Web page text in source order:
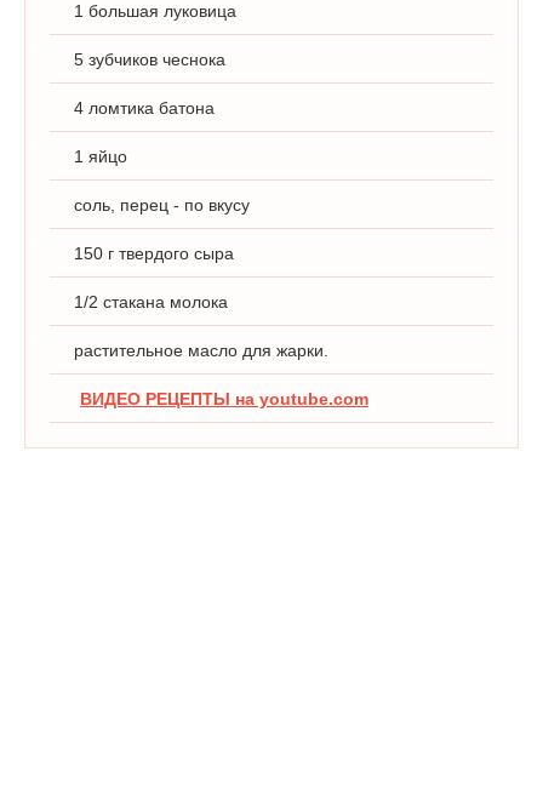
1 большая луковица
5 зубчиков чеснока
4 ломтика батона
1 яйцо
соль, перец - по вкусу
150 г твердого сыра
1/2 стакана молока
растительное масло для жарки.
ВИДЕО РЕЦЕПТЫ на youtube.com